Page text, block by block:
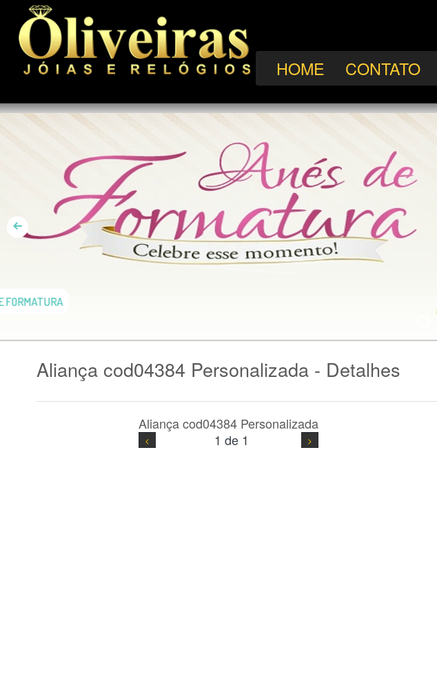
HOME CONTATO
Aliança cod04384 Personalizada - Detalhes
Aliança cod04384 Personalizada
1 de 1